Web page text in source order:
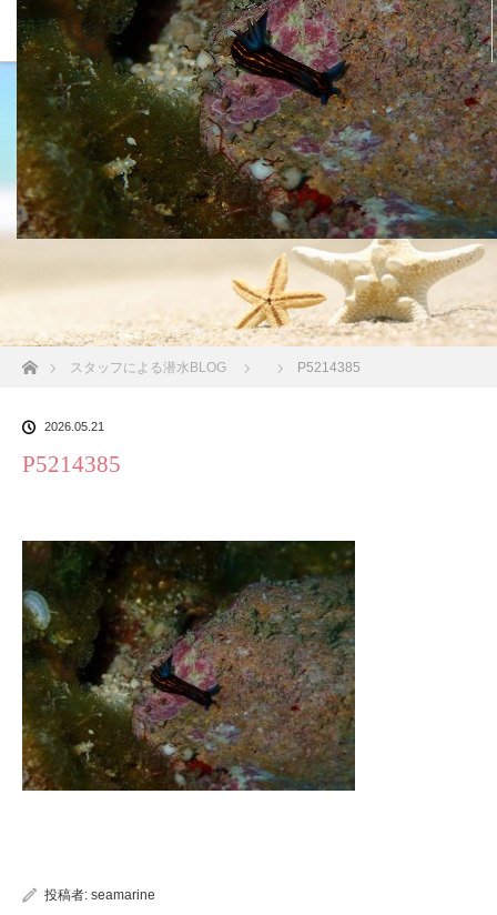
沖縄の海 BLOG
ホームスタッフによる潜水BLOG P5214385
2026.05.21
P5214385
投稿者: seamarine